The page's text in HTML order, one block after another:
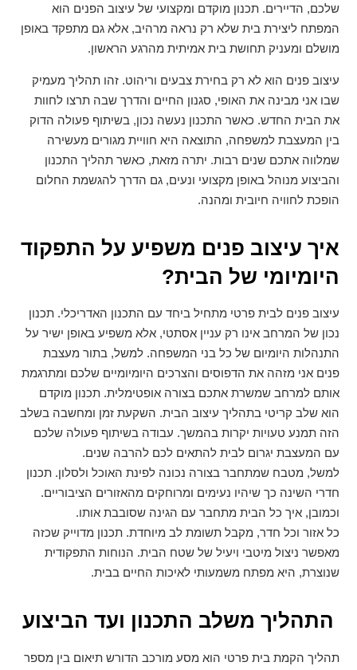
שלכם, הדיירים. תכנון מוקדם ומקצועי של עיצוב הפנים הוא
המפתח ליצירת בית שלא רק נראה מרהיב, אלא גם מתפקד באופן
מושלם ומעניק תחושת בית אמיתית מהרגע הראשון.
עיצוב פנים הוא לא רק בחירת צבעים וריהוט. זהו תהליך מעמיק
שבו אני מבינה את האופי, סגנון החיים והדרך שבה תרצו לחוות
את הבית החדש. כאשר התכנון נעשה נכון, בשיתוף פעולה הדוק
בין המעצבת למשפחה, התוצאה היא חוויית מגורים מעשירה
שמלווה אתכם שנים רבות. יתרה מזאת, כאשר תהליך התכנון
והביצוע מנוהל באופן מקצועי ונעים, גם הדרך להגשמת החלום
הופכת לחוויה חיובית ומהנה.
איך עיצוב פנים משפיע על התפקוד
היומיומי של הבית?
עיצוב פנים לבית פרטי מתחיל ביחד עם התכנון האדריכלי. תכנון
נכון של המרחב אינו רק עניין אסתטי, אלא משפיע באופן ישיר על
התנהלות היומיום של כל בני המשפחה. למשל, בתור מעצבת
פנים אני מזהה את הדפוסים והצרכים היומיומיים שלכם ומתרגמת
אותם למרחב שמשרת אתכם בצורה אופטימלית. תכנון מוקדם
הוא שלב קריטי בתהליך עיצוב הבית. השקעת זמן ומחשבה בשלב
הזה תמנע טעויות יקרות בהמשך. עבודה בשיתוף פעולה שלכם
עם המעצבת יגרום לבית להתאים לכם להרבה שנים.
למשל, מטבח שמתחבר בצורה נכונה לפינת האוכל ולסלון. תכנון
חדרי השינה כך שיהיו נעימים ומרוחקים מהאזורים הציבוריים.
וכמובן, איך כל הבית מתחבר עם הגינה שסובבת אותו.
כל אזור וכל חדר, מקבל תשומת לב מיוחדת. תכנון מדוייק שכזה
מאפשר ניצול מיטבי ויעיל של שטח הבית. הנוחות התפקודית
שנוצרת, היא מפתח משמעותי לאיכות החיים בבית.
התהליך משלב התכנון ועד הביצוע
תהליך הקמת בית פרטי הוא מסע מורכב הדורש תיאום בין מספר